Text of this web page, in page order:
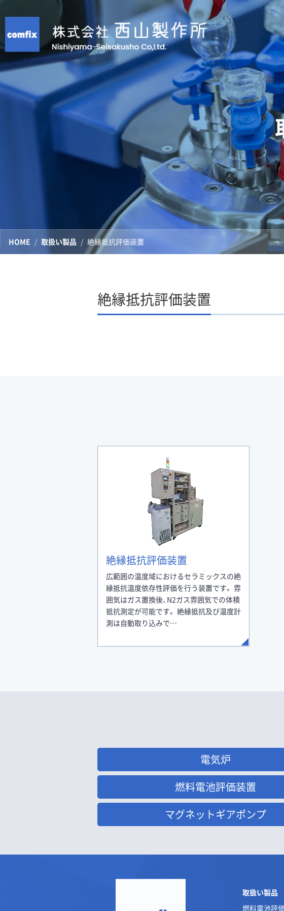
HOME 取扱い製品 絶縁抵抗評価装置
絶縁抵抗評価装置
絶縁抵抗評価装置
広範囲の温度域におけるセラミックスの絶
縁抵抗温度依存性評価を行う装置です。 雰
囲気はガス置換後、N2ガス雰囲気での体積
抵抗測定が可能です。 絶縁抵抗及び温度計
測は自動取り込みで…
電気炉
燃料電池評価装置
マグネットギアポンプ
取扱い製品
燃料電池評